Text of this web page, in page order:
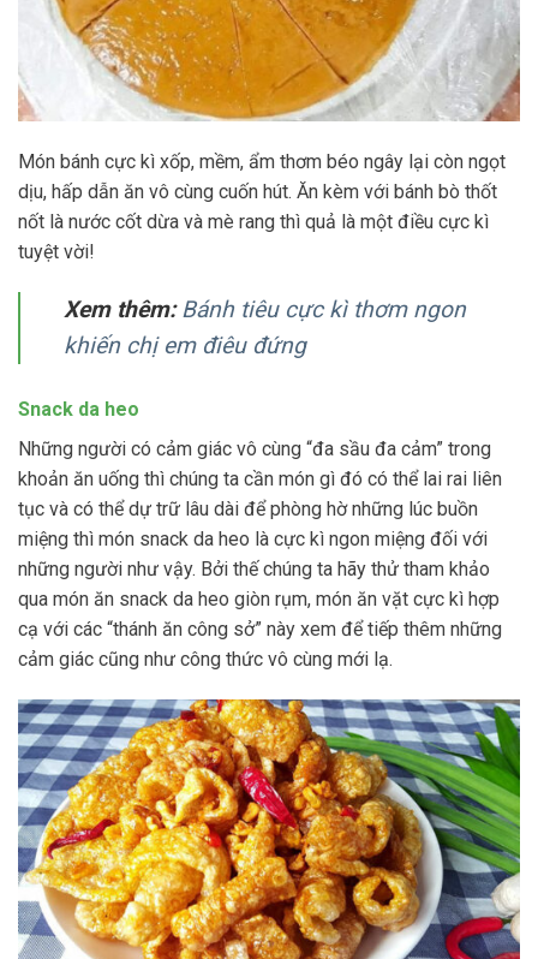
Món bánh cực kì xốp, mềm, ẩm thơm béo ngây lại còn ngọt
dịu, hấp dẫn ăn vô cùng cuốn hút. Ăn kèm với bánh bò thốt
nốt là nước cốt dừa và mè rang thì quả là một điều cực kì
tuyệt vời!
Xem thêm: Bánh tiêu cực kì thơm ngon
khiến chị em điêu đứng
Snack da heo
Những người có cảm giác vô cùng “đa sầu đa cảm” trong
khoản ăn uống thì chúng ta cần món gì đó có thể lai rai liên
tục và có thể dự trữ lâu dài để phòng hờ những lúc buồn
miệng thì món snack da heo là cực kì ngon miệng đối với
những người như vậy. Bởi thế chúng ta hãy thử tham khảo
qua món ăn snack da heo giòn rụm, món ăn vặt cực kì hợp
cạ với các “thánh ăn công sở” này xem để tiếp thêm những
cảm giác cũng như công thức vô cùng mới lạ.